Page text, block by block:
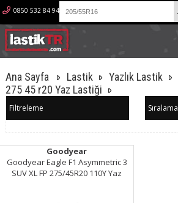
0850 532 84 94
Ana Sayfa Lastik
Yazlık Lastik
275 45 r20 Yaz Lastiği
Filtreleme Sıralama
Goodyear
Goodyear Eagle F1 Asymmetric 3
SUV XL FP 275/45R20 110Y Yaz